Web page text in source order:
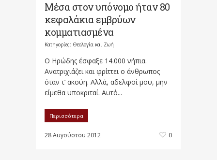
Μέσα στον υπόνομο ήταν 80
κεφαλάκια εμβρύων
κομματιασμένα
Κατηγορίες: Θεολογία και Ζωή
Ο Ηρώδης έσφαξε 14.000 νήπια.
Ανατριχιάζει και φρίττει ο άνθρωπος
όταν τ’ ακούη. Αλλά, αδελφοί μου, μην
είμεθα υποκριταί. Αυτό...
Περισσότερα
28 Αυγούστου 2012 0